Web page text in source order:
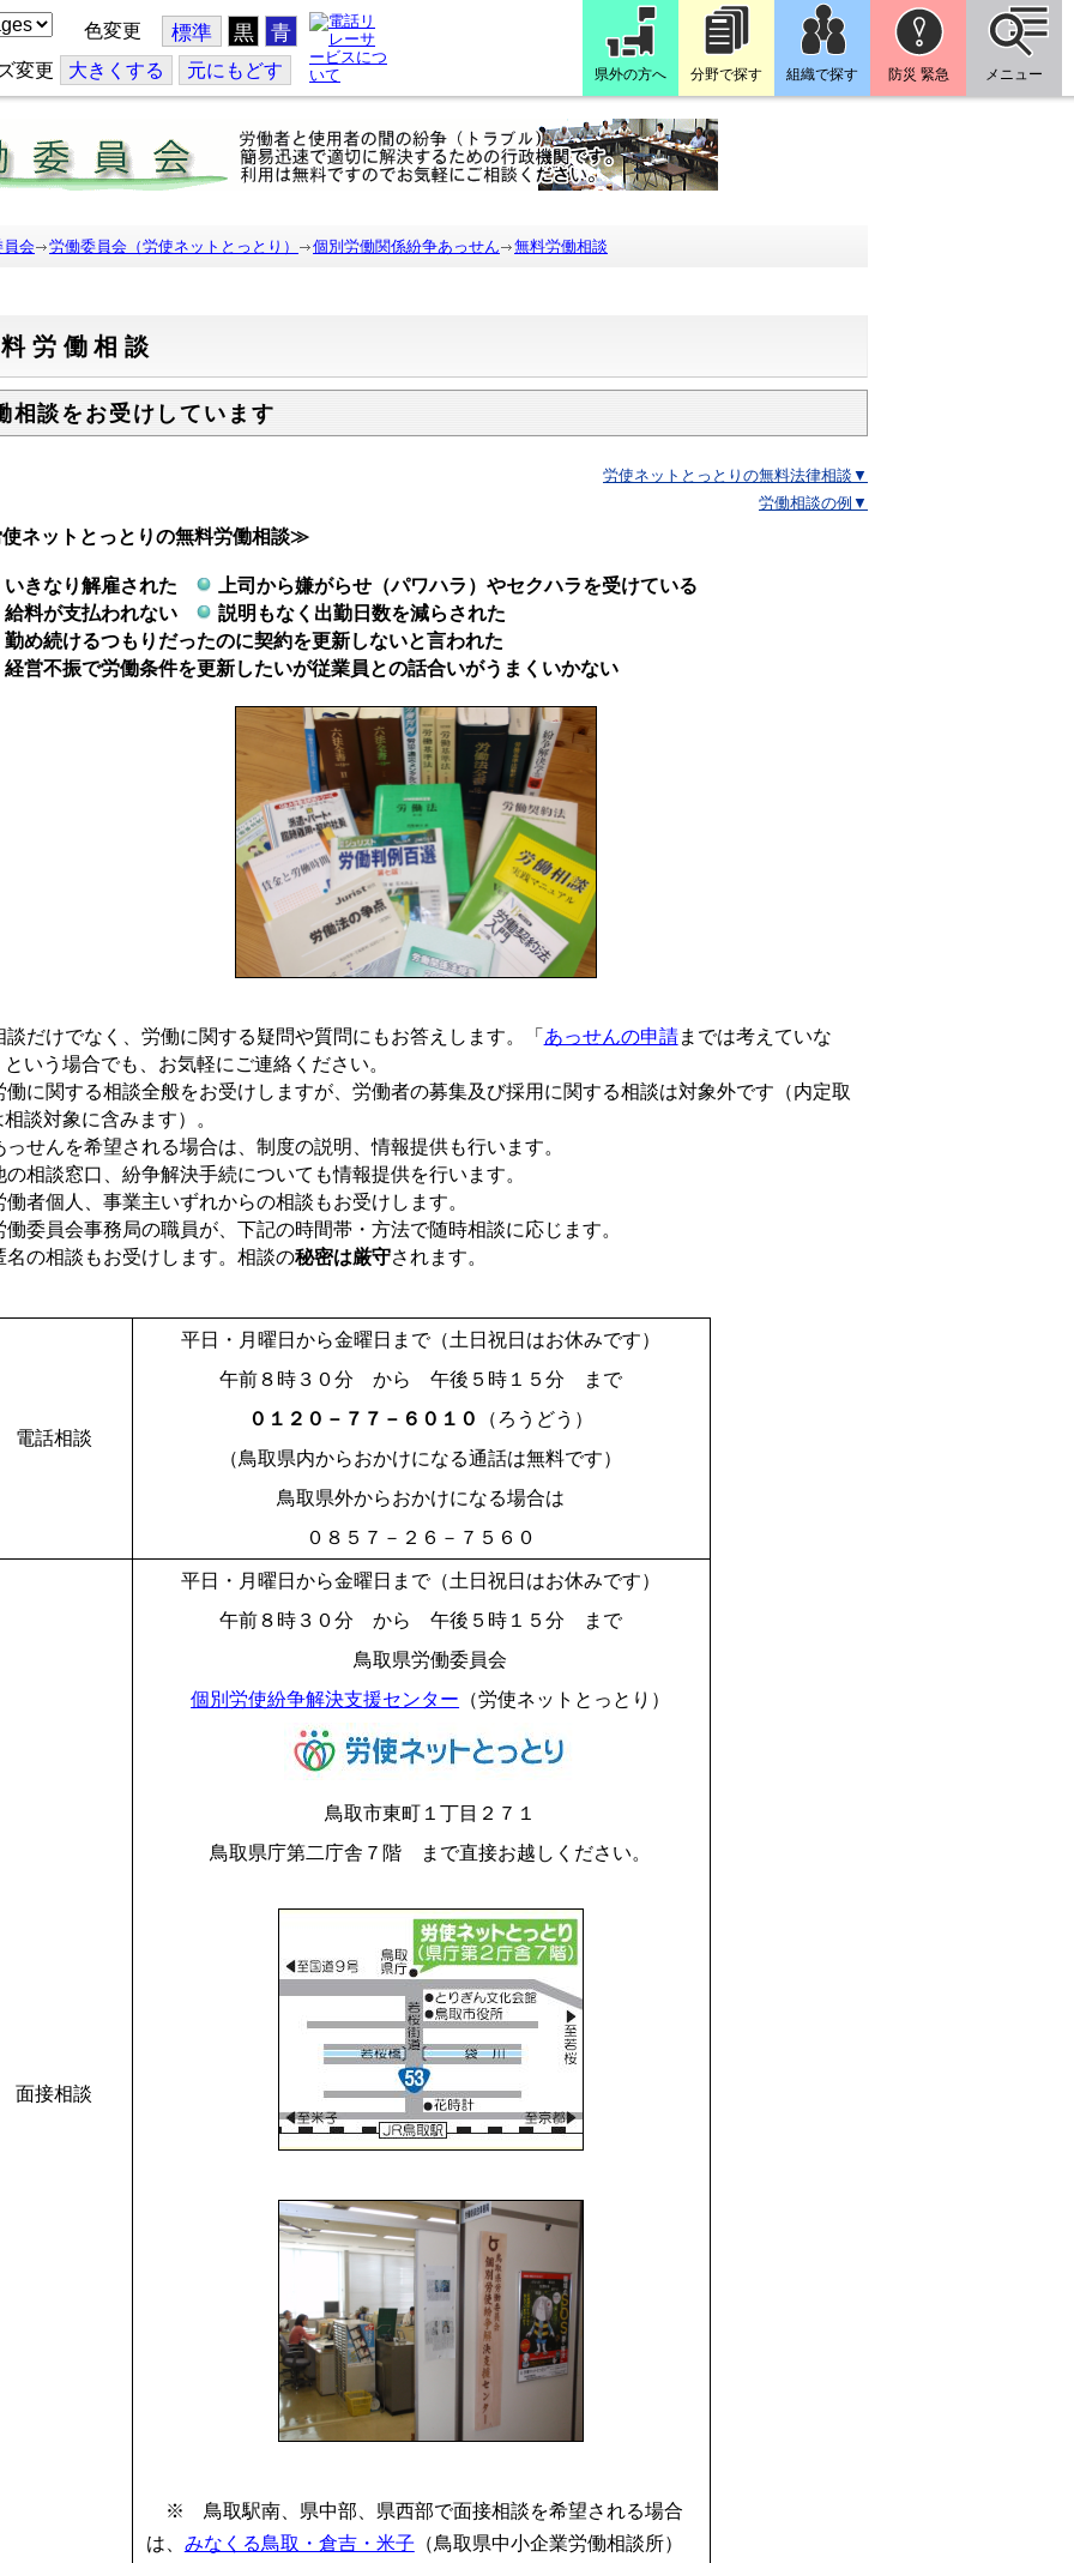
色変更 標準 黒 青
変更 大きくする 元にもどす 県外の方へ 分野で探す 組織で探す 防災 緊急 メニュー
員会 労働委員会（労使ネットとっとり） 個別労働関係紛争あっせん 無料労働相談
労働相談
相談をお受けしています
労使ネットとっとりの無料法律相談▼
労働相談の例▼
ネットとっとりの無料労働相談≫
いきなり解雇された
上司から嫌がらせ（パワハラ）やセクハラを受けている
給料が支払われない
説明もなく出勤日数を減らされた
勤め続けるつもりだったのに契約を更新しないと言われた
経営不振で労働条件を更新したいが従業員との話合いがうまくいかない
だけでなく、労働に関する疑問や質問にもお答えします。「 あっせんの申請までは考えていな
いう場合でも、お気軽にご連絡ください。
に関する相談全般をお受けしますが、労働者の募集及び採用に関する相談は対象外です（内定取
談対象に含みます）。
せんを希望される場合は、制度の説明、情報提供も行います。
相談窓口、紛争解決手続についても情報提供を行います。
者個人、事業主いずれからの相談もお受けします。
委員会事務局の職員が、下記の時間帯・方法で随時相談に応じます。
の相談もお受けします。相談の秘密は厳守されます。
電話相談
平日・月曜日から金曜日まで（土日祝日はお休みです）
午前８時３０分 から 午後５時１５分 まで
０１２０－７７－６０１０
（ろうどう）
（鳥取県内からおかけになる通話は無料です）
鳥取県外からおかけになる場合は
０８５７－２６－７５６０
面接相談
平日・月曜日から金曜日まで（土日祝日はお休みです）
午前８時３０分 から 午後５時１５分 まで
鳥取県労働委員会
個別労使紛争解決支援センター （労使ネットとっとり）
鳥取市東町１丁目２７１
鳥取県庁第二庁舎７階 まで直接お越しください。
※ 鳥取駅南、県中部、県西部で面接相談を希望される場合
は、 みなくる鳥取・倉吉・米子 （鳥取県中小企業労働相談所）